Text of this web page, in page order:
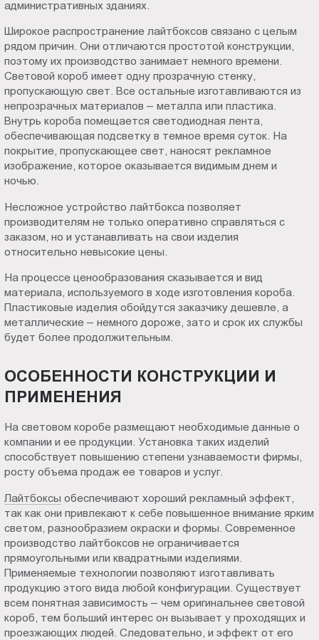
административных зданиях.
Широкое распространение лайтбоксов связано с целым
рядом причин. Они отличаются простотой конструкции,
поэтому их производство занимает немного времени.
Световой короб имеет одну прозрачную стенку,
пропускающую свет. Все остальные изготавливаются из
непрозрачных материалов – металла или пластика.
Внутрь короба помещается светодиодная лента,
обеспечивающая подсветку в темное время суток. На
покрытие, пропускающее свет, наносят рекламное
изображение, которое оказывается видимым днем и
ночью.
Несложное устройство лайтбокса позволяет
производителям не только оперативно справляться с
заказом, но и устанавливать на свои изделия
относительно невысокие цены.
На процессе ценообразования сказывается и вид
материала, используемого в ходе изготовления короба.
Пластиковые изделия обойдутся заказчику дешевле, а
металлические – немного дороже, зато и срок их службы
будет более продолжительным.
ОСОБЕННОСТИ КОНСТРУКЦИИ И
ПРИМЕНЕНИЯ
На световом коробе размещают необходимые данные о
компании и ее продукции. Установка таких изделий
способствует повышению степени узнаваемости фирмы,
росту объема продаж ее товаров и услуг.
Лайтбоксы обеспечивают хороший рекламный эффект,
так как они привлекают к себе повышенное внимание ярким
светом, разнообразием окраски и формы. Современное
производство лайтбоксов не ограничивается
прямоугольными или квадратными изделиями.
Применяемые технологии позволяют изготавливать
продукцию этого вида любой конфигурации. Существует
всем понятная зависимость – чем оригинальнее световой
короб, тем больший интерес он вызывает у проходящих и
проезжающих людей. Следовательно, и эффект от его
Пт.:
9.00-
18.00
Сб.,
Вс.:
выходной